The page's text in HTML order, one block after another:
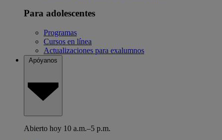
Para adolescentes
Programas
Cursos en línea
Actualizaciones para exalumnos
Apóyanos
Abierto hoy 10 a.m.–5 p.m.